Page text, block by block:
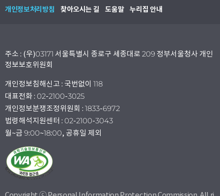
개인정보처리방침 찾아오시는 길 도움말 누리집 안내
주소 : (우)03171 서울특별시 종로구 세종대로 209 정부서울청사 개인
정보보호위원회
개인정보침해신고 : 국번없이 118
대표전화 : 02-2100-3025
개인정보분쟁조정위원회 : 1833-6972
법령해석지원센터 : 02-2100-3043
월~금 9:00~18:00, 공휴일 제외